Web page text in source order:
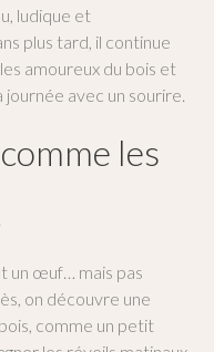
ludique et
plus tard, il continue
amoureux du bois et
avec un sourire.
les
un œuf… mais pas
on découvre une
comme un petit